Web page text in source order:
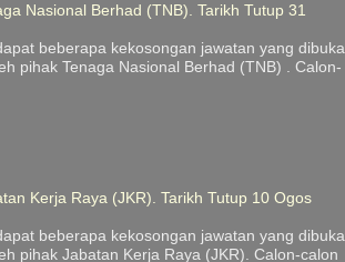
Nasional Berhad (TNB). Tarikh Tutup 31
beberapa kekosongan jawatan yang dibuka
pihak Tenaga Nasional Berhad (TNB) . Calon-
Kerja Raya (JKR). Tarikh Tutup 10 Ogos
beberapa kekosongan jawatan yang dibuka
pihak Jabatan Kerja Raya (JKR). Calon-calon